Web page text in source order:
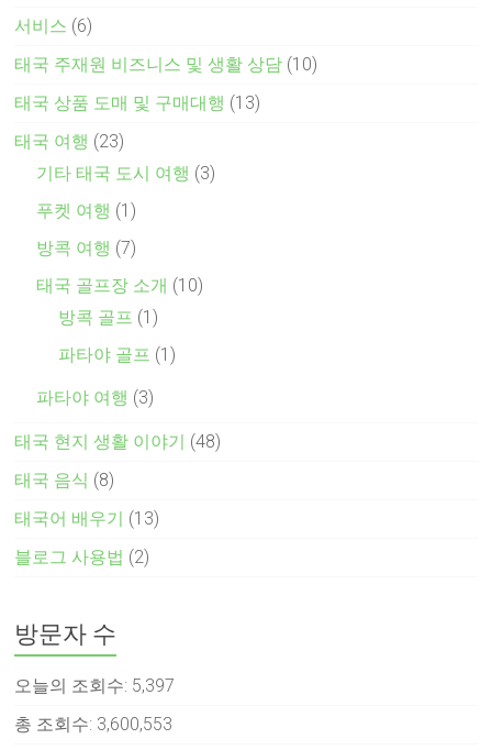
서비스 (6)
태국 주재원 비즈니스 및 생활 상담 (10)
태국 상품 도매 및 구매대행 (13)
태국 여행 (23)
기타 태국 도시 여행 (3)
푸켓 여행 (1)
방콕 여행 (7)
태국 골프장 소개 (10)
방콕 골프 (1)
파타야 골프 (1)
파타야 여행 (3)
태국 현지 생활 이야기
(48)
태국 음식 (8)
태국어 배우기
(13)
블로그 사용법 (2)
방문자 수
오늘의 조회수: 5,397
총 조회수: 3,600,553